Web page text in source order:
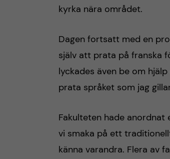
kyrka nära området.
Dagen fortsatt med en
själv att prata på franska
lyckades även be om
prata språket som jag
Fakulteten hade
vi smaka på ett
känna varandra. Flera av